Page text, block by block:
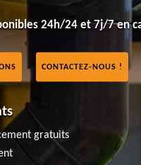
24h/24 et 7j/7 en
CONTACTEZ-NOUS !
gratuits